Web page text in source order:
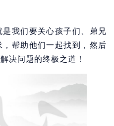
我们要关心孩子们、弟兄
帮助他们一起找到，然后
决问题的终极之道！